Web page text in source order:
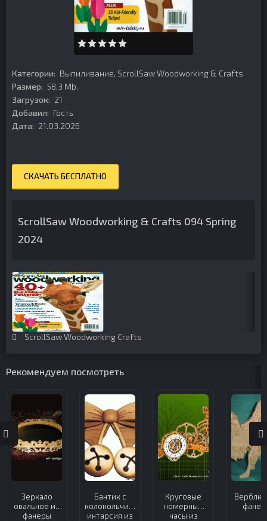
Категории: Выпиливание, ScrollSaw Woodworking & Crafts
Размер: 58,3 Mb.
Загрузок: 21
Добавил: Гость
Дата: 21.03.2026
СКАЧАТЬ БЕСПЛАТНО
ScrollSaw Woodworking & Crafts 094 Spring
2024
ScrollSaw Woodworking Crafts
Рекомендуем посмотреть
Зеркало
овальное из
фанеры
Бантик с
колокольчиками
интарсия из
Круговые
номерные
часы из